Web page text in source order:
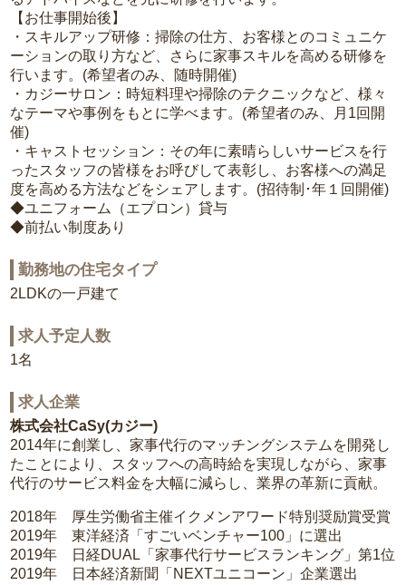
【お仕事開始後】
・スキルアップ研修：掃除の仕方、お客様とのコミュニケ
ーションの取り方など、さらに家事スキルを高める研修を
行います。(希望者のみ、随時開催)
・カジーサロン：時短料理や掃除のテクニックなど、様々
なテーマや事例をもとに学べます。(希望者のみ、月1回開
催)
・キャストセッション：その年に素晴らしいサービスを行
ったスタッフの皆様をお呼びして表彰し、お客様への満足
度を高める方法などをシェアします。(招待制･年１回開催)
◆ユニフォーム（エプロン）貸与
◆前払い制度あり
勤務地の住宅タイプ
2LDKの一戸建て
求人予定人数
1名
求人企業
株式会社CaSy(カジー)
2014年に創業し、家事代行のマッチングシステムを開発し
たことにより、スタッフへの高時給を実現しながら、家事
代行のサービス料金を大幅に減らし、業界の革新に貢献。
2018年 厚生労働省主催イクメンアワード特別奨励賞受賞
2019年 東洋経済「すごいベンチャー100」に選出
2019年 日経DUAL「家事代行サービスランキング」第1位
2019年 日本経済新聞「NEXTユニコーン」企業選出